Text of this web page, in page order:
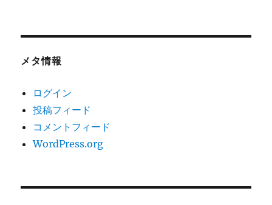
メタ情報
ログイン
投稿フィード
コメントフィード
WordPress.org